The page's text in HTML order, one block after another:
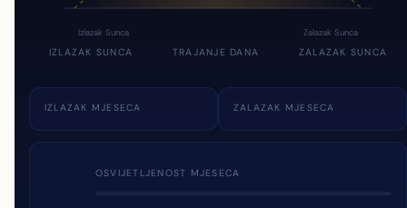
Izlazak Sunca Zalazak Sunca
IZLAZAK SUNCA TRAJANJE DANA ZALAZAK SUNCA
IZLAZAK MJESECA ZALAZAK MJESECA
OSVIJETLJENOST MJESECA